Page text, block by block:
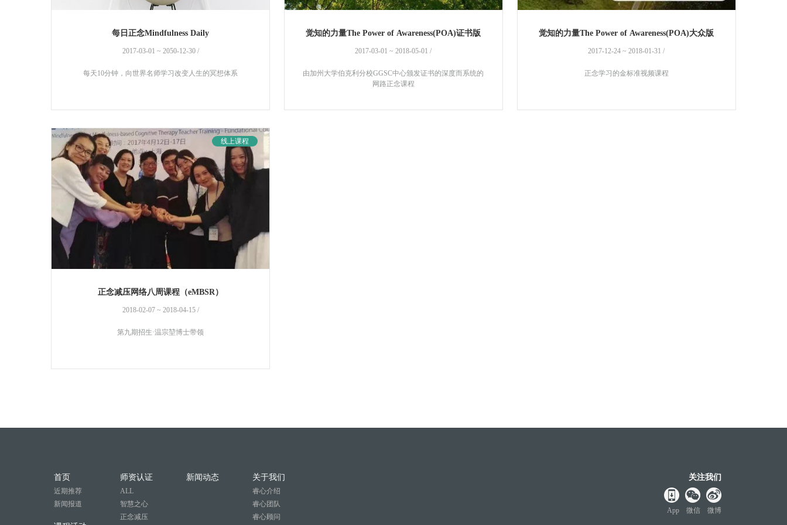
每日正念Mindfulness Daily
2017-03-01 ~ 2050-12-30 /
每天10分钟，向世界名师学习改变人生的冥想体系
觉知的力量The Power of Awareness(POA)证书版
2017-03-01 ~ 2018-05-01 /
由加州大学伯克利分校GGSC中心颁发证书的深度而系统的
网路正念课程
觉知的力量The Power of Awareness(POA)大众版
2017-12-24 ~ 2018-01-31 /
正念学习的金标准视频课程
线上课程
正念减压网络八周课程（eMBSR）
2018-02-07 ~ 2018-04-15 /
第九期招生·温宗堃博士带领
首页
近期推荐
新闻报道
师资认证
ALL
智慧之心
正念减压
新闻动态 关于我们
睿心介绍
睿心团队
睿心顾问
关注我们
微博
微信
App